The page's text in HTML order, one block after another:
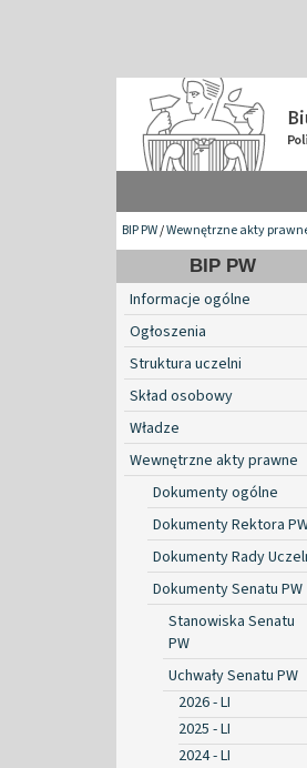
BIP PW/Wewnętrzne akty
BIP PW
Informacje ogólne
Ogłoszenia
Struktura uczelni
Skład osobowy
Władze
Wewnętrzne akty prawne
Dokumenty ogólne
Dokumenty Rektora
Dokumenty Rady
Dokumenty Senatu PW
Stanowiska Senatu
PW
Uchwały Senatu PW
2026 - LI
2025 - LI
2024 - LI